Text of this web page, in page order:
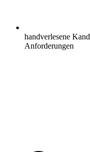
handverlesene
Anforderungen